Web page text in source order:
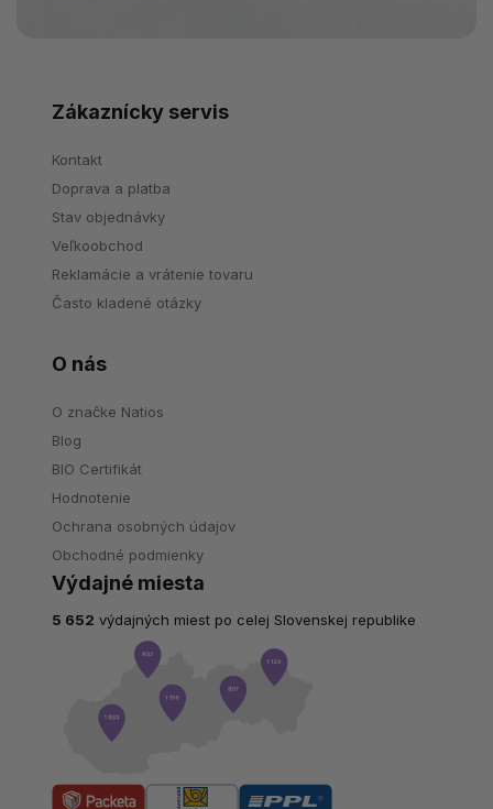
Zákaznícky servis
Kontakt
Doprava a platba
Stav objednávky
Veľkoobchod
Reklamácie a vrátenie tovaru
Často kladené otázky
O nás
O značke Natios
Blog
BIO Certifikát
Hodnotenie
Ochrana osobných údajov
Obchodné podmienky
Výdajné miesta
5 652 výdajných miest po celej Slovenskej republike